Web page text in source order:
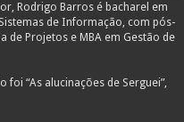
Rodrigo Barros é bacharel em
de Informação, com pós-
de Projetos e MBA em Gestão de
foi “As alucinações de Serguei”,